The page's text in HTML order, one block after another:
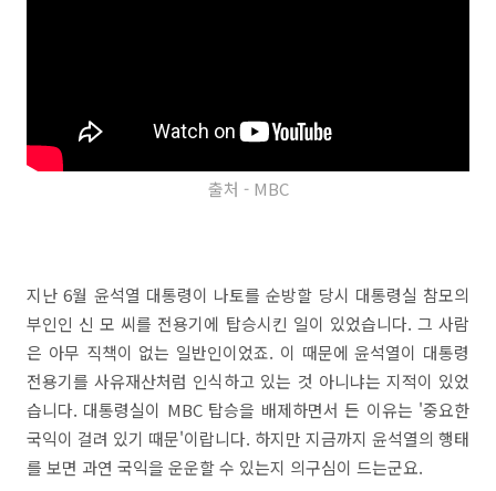
출처 - MBC
지난 6월 윤석열 대통령이 나토를 순방할 당시 대통령실 참모의
부인인 신 모 씨를 전용기에 탑승시킨 일이 있었습니다. 그 사람
은 아무 직책이 없는 일반인이었죠. 이 때문에 윤석열이 대통령
전용기를 사유재산처럼 인식하고 있는 것 아니냐는 지적이 있었
습니다. 대통령실이 MBC 탑승을 배제하면서 든 이유는 '중요한
국익이 걸려 있기 때문'이랍니다. 하지만 지금까지 윤석열의 행태
를 보면 과연 국익을 운운할 수 있는지 의구심이 드는군요.